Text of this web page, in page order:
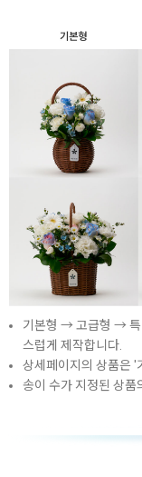
기본형 → 고급형 → 특
스럽게 제작합니다.
상세페이지의 상품은 '
송이 수가 지정된 상품